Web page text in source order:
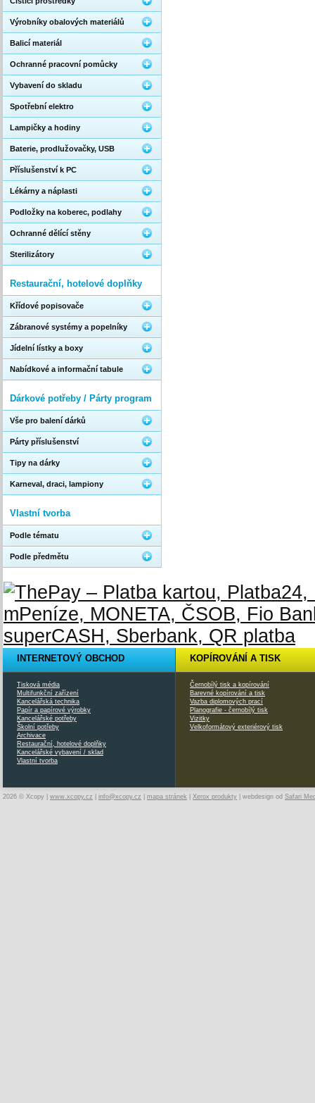
Výrobníky obalových materiálů
Balicí materiál
Ochranné pracovní pomůcky
Vybavení do skladu
Spotřební elektro
Lampičky a hodiny
Baterie, prodlužovačky, USB
Příslušenství k PC
Lékárny a náplasti
Podložky na koberec, podlahy
Ochranné dělící stěny
Sterilizátory
Restaurační, hotelové doplňky
Křídové popisovače
Zábranové systémy a popelníky
Jídelní lístky a boxy
Nabídkové a informační tabule
Dárkové potřeby / Párty program
Vše pro balení dárků
Párty příslušenství
Tipy na dárky
Karneval, draci, lampiony
Vlastní tvorba
Podle tématu
Podle předmětu
INTERNETOVÝ OBCHOD
Tisková média
Multifunkční zařízení
Kancelářská technika
Papír a papírové výrobky
Kancelářské potřeby
Školní potřeby
Archivace
Restaurační, hotelové doplňky
Kancelářské vybavení / sklad
Vlastní tvorba
KOPÍROVÁNÍ A TISK
Černobílý tisk a kopírování
Barevné kopírování a tisk
Vazba diplomových prací
Planografie - černobílý tisk
Vizitky
Velkoformátový exteriérový tisk
2026 © Xcopy | www.xcopy.cz info@xcopy.cz mapa stránek Xerox produkty | webdesign od Safari